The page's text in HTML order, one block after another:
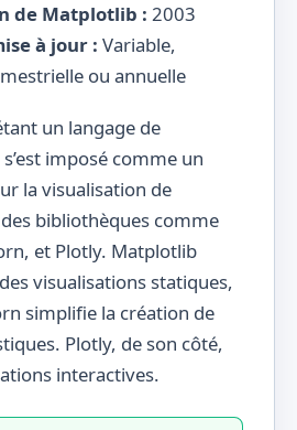
de Matplotlib : 2003
à jour : Variable,
ou annuelle
un langage de
imposé comme un
la visualisation de
bibliothèques comme
et Plotly. Matplotlib
visualisations statiques,
simplifie la création de
Plotly, de son côté,
interactives.